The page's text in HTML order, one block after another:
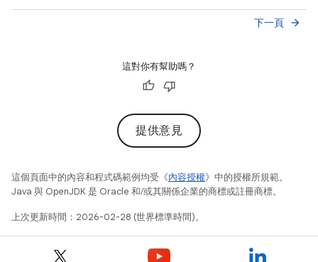
下一頁 arrow_forward
這對你有幫助嗎？
提供意見
這個頁面中的內容和程式碼範例均受《內容授權》中的授權所規範。
Java 與 OpenJDK 是 Oracle 和/或其關係企業的商標或註冊商標。
上次更新時間：2026-02-28 (世界標準時間)。